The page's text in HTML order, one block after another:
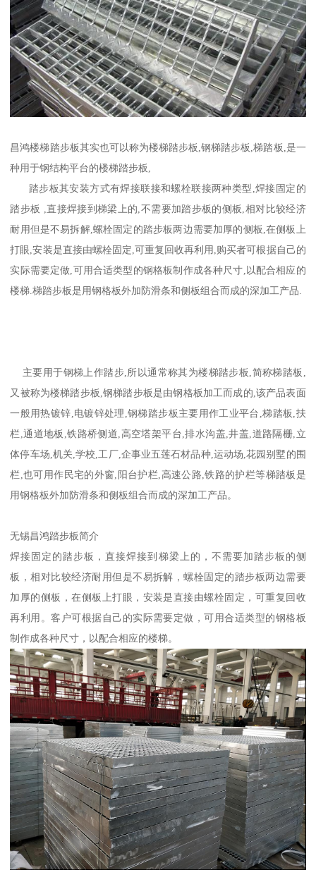
昌鸿楼梯踏步板其实也可以称为楼梯踏步板,钢梯踏步板,梯踏板,是一
种用于钢结构平台的楼梯踏步板,
踏步板其安装方式有焊接联接和螺栓联接两种类型,焊接固定的
踏步板 ,直接焊接到梯梁上的,不需要加踏步板的侧板,相对比较经济
耐用但是不易拆解,螺栓固定的踏步板两边需要加厚的侧板,在侧板上
打眼,安装是直接由螺栓固定,可重复回收再利用,购买者可根据自己的
实际需要定做,可用合适类型的钢格板制作成各种尺寸,以配合相应的
楼梯.梯踏步板是用钢格板外加防滑条和侧板组合而成的深加工产品.
主要用于钢梯上作踏步,所以通常称其为楼梯踏步板,简称梯踏板,
又被称为楼梯踏步板,钢梯踏步板是由钢格板加工而成的,该产品表面
一般用热镀锌,电镀锌处理,钢梯踏步板主要用作工业平台,梯踏板,扶
栏,通道地板,铁路桥侧道,高空塔架平台,排水沟盖,井盖,道路隔栅,立
体停车场,机关,学校,工厂,企事业五莲石材品种,运动场,花园别墅的围
栏,也可用作民宅的外窗,阳台护栏,高速公路,铁路的护栏等梯踏板是
用钢格板外加防滑条和侧板组合而成的深加工产品。
无锡昌鸿踏步板简介
焊接固定的踏步板，直接焊接到梯梁上的，不需要加踏步板的侧
板，相对比较经济耐用但是不易拆解，螺栓固定的踏步板两边需要
加厚的侧板，在侧板上打眼，安装是直接由螺栓固定，可重复回收
再利用。客户可根据自己的实际需要定做，可用合适类型的钢格板
制作成各种尺寸，以配合相应的楼梯。